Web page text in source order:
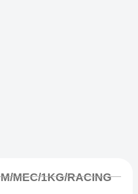
MEC/1KG/RACING